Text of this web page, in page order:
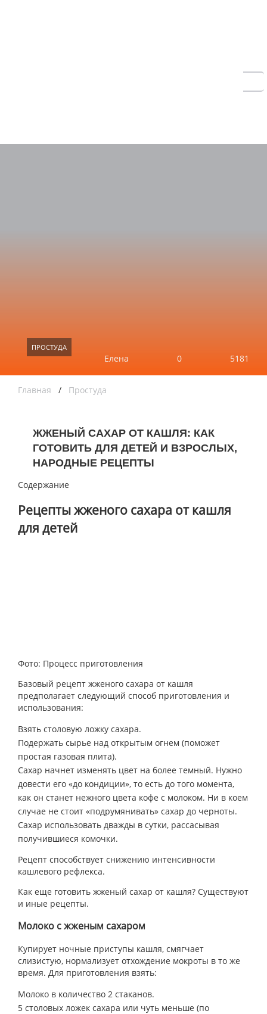
ПРОСТУДА
5181
0
Елена
Главная / Простуда
ЖЖЕНЫЙ САХАР ОТ КАШЛЯ: КАК
ГОТОВИТЬ ДЛЯ ДЕТЕЙ И ВЗРОСЛЫХ,
НАРОДНЫЕ РЕЦЕПТЫ
Содержание
Рецепты жженого сахара от кашля
для детей
Фото: Процесс приготовления
Базовый рецепт жженого сахара от кашля
предполагает следующий способ приготовления и
использования:
Взять столовую ложку сахара.
Подержать сырье над открытым огнем (поможет
простая газовая плита).
Сахар начнет изменять цвет на более темный. Нужно
довести его «до кондиции», то есть до того момента,
как он станет нежного цвета кофе с молоком. Ни в коем
случае не стоит «подрумянивать» сахар до черноты.
Сахар использовать дважды в сутки, рассасывая
получившиеся комочки.
Рецепт способствует снижению интенсивности
кашлевого рефлекса.
Как еще готовить жженый сахар от кашля? Существуют
и иные рецепты.
Молоко с жженым сахаром
Купирует ночные приступы кашля, смягчает
слизистую, нормализует отхождение мокроты в то же
время. Для приготовления взять:
Молоко в количество 2 стаканов.
5 столовых ложек сахара или чуть меньше (по